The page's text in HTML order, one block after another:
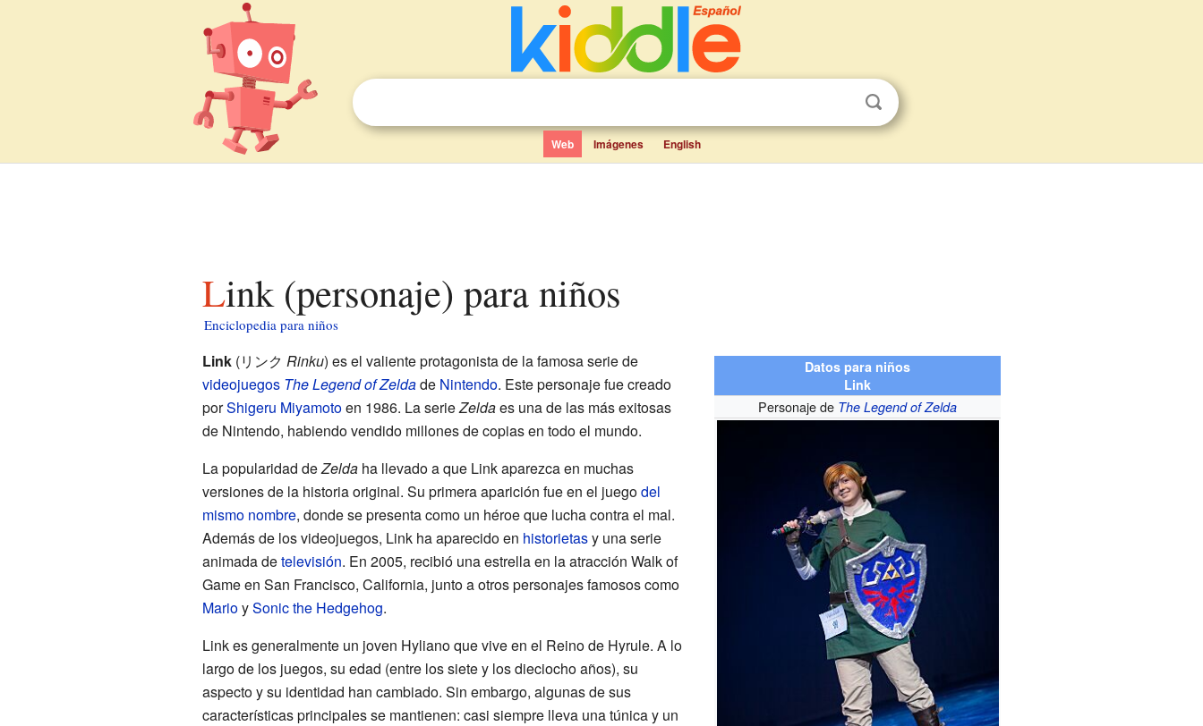
Web Imágenes English
Link (personaje) para niños
Enciclopedia para niños
Datos para niños
Link
Personaje de The Legend of Zelda
Link(リンク Rinku) es el valiente protagonista de la famosa serie de
videojuegos The Legend of Zeldade Nintendo. Este personaje fue creado
porShigeru Miyamotoen 1986. La serieZeldaes una de las más exitosas
de Nintendo, habiendo vendido millones de copias en todo el mundo.
La popularidad deZeldaha llevado a que Link aparezca en muchas
versiones de la historia original. Su primera aparición fue en el juegodel
mismo nombre, donde se presenta como un héroe que lucha contra el mal.
Además de los videojuegos, Link ha aparecido en historietasy una serie
animada detelevisión. En 2005, recibió una estrella en la atracción Walk of
Game en San Francisco, California, junto a otros personajes famosos como
MarioySonic the Hedgehog.
Link es generalmente un joven Hyliano que vive en el Reino de Hyrule. A lo
largo de los juegos, su edad (entre los siete y los dieciocho años), su
aspecto y su identidad han cambiado. Sin embargo, algunas de sus
características principales se mantienen: casi siempre lleva una túnica y un